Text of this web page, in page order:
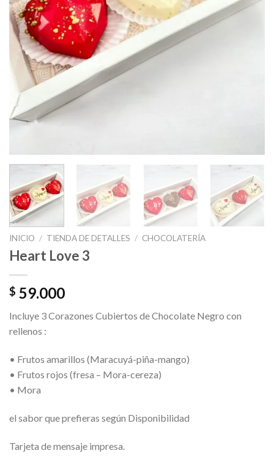
INICIO / TIENDA DE DETALLES / CHOCOLATERÍA
Heart Love 3
$ 59.000
Incluye 3 Corazones Cubiertos de Chocolate Negro con
rellenos :
• Frutos amarillos (Maracuyá-piña-mango)
• Frutos rojos (fresa – Mora-cereza)
• Mora
el sabor que prefieras según Disponibilidad
Tarjeta de mensaje impresa.